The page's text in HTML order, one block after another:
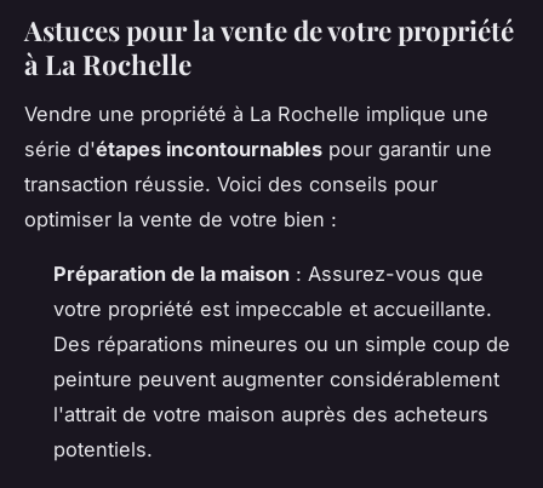
Astuces pour la vente de votre propriété
à La Rochelle
Vendre une propriété à La Rochelle implique une
série d'étapes incontournables pour garantir une
transaction réussie. Voici des conseils pour
optimiser la vente de votre bien :
Préparation de la maison : Assurez-vous que
votre propriété est impeccable et accueillante.
Des réparations mineures ou un simple coup de
peinture peuvent augmenter considérablement
l'attrait de votre maison auprès des acheteurs
potentiels.